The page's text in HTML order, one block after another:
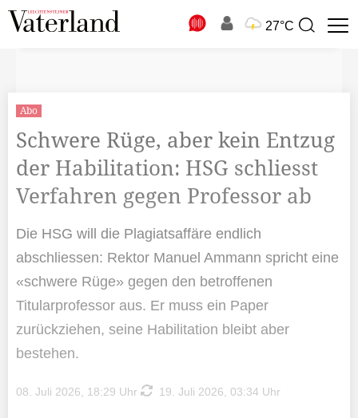
27°C
Suchbegriff
Abo
Schwere Rüge, aber kein Entzug
der Habilitation: HSG schliesst
Verfahren gegen Professor ab
Die HSG will die Plagiatsaffäre endlich
abschliessen: Rektor Manuel Ammann spricht eine
«schwere Rüge» gegen den betroffenen
Titularprofessor aus. Er muss ein Paper
zurückziehen, seine Habilitation bleibt aber
bestehen.
08. Juli 2026, 18:29 Uhr 19. Juli 2026, 03:34 Uhr